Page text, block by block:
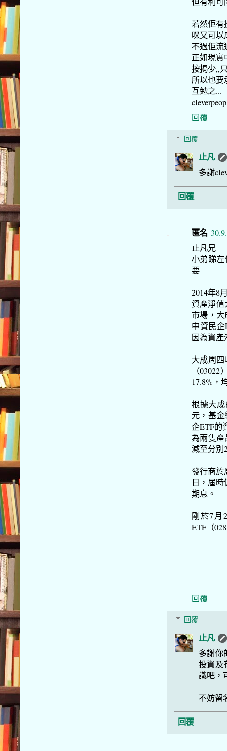
若然佢有
咪又可以
不過佢流
正如現實
按揭少,,
所以也要
互勉之...
回覆
回覆
止凡
多謝
回覆
匿名
止凡兄
小弟睇左
要
2014年8
資產淨
市場，大
中資民
因為資產
大成周
（
17.8%，
根據大
元，基
企ETF的
為兩隻產
減至分別
發行商於
日，屆
期息。
剛於7月
ETF（
回覆
回覆
止凡
多謝你
投資及
識吧，
不妨留
回覆